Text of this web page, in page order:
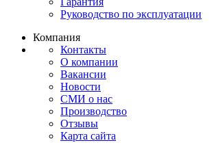
Руководство по эксплуатации
Компания
Контакты
О компании
Вакансии
Новости
СМИ о нас
Производство
Отзывы
Карта сайта